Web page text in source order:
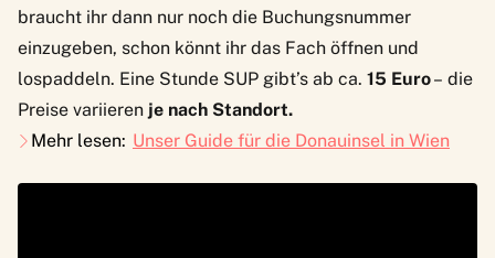
braucht ihr dann nur noch die Buchungsnummer
einzugeben, schon könnt ihr das Fach öffnen und
lospaddeln. Eine Stunde SUP gibt’s ab ca. 15 Euro– die
Preise variieren je nach Standort.
Mehr lesen: Unser Guide für die Donauinsel in Wien